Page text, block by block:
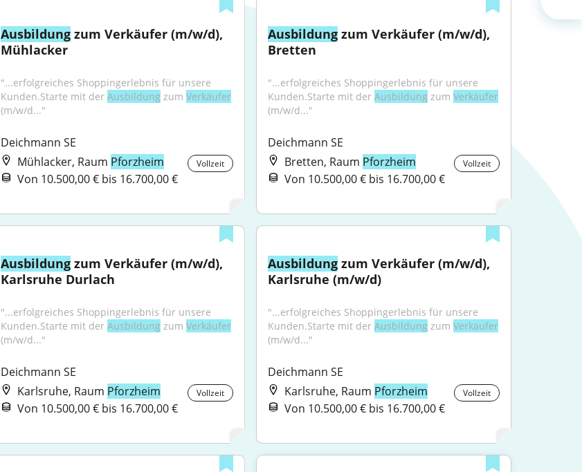
Ausbildung zum Verkäufer (m/w/d),
Mühlacker
"...erfolgreiches Shoppingerlebnis für unsere
Kunden.Starte mit der Ausbildung zum Verkäufer
(m/w/d..."
Deichmann SE
Mühlacker, Raum Pforzheim Vollzeit
Von 10.500,00 € bis 16.700,00 €
Ausbildung zum Verkäufer (m/w/d),
Bretten
"...erfolgreiches Shoppingerlebnis für unsere
Kunden.Starte mit der Ausbildung zum Verkäufer
(m/w/d..."
Deichmann SE
Bretten, Raum Pforzheim Vollzeit
Von 10.500,00 € bis 16.700,00 €
Ausbildung zum Verkäufer (m/w/d),
Karlsruhe Durlach
"...erfolgreiches Shoppingerlebnis für unsere
Kunden.Starte mit der Ausbildung zum Verkäufer
(m/w/d..."
Deichmann SE
Karlsruhe, Raum Pforzheim Vollzeit
Von 10.500,00 € bis 16.700,00 €
Ausbildung zum Verkäufer (m/w/d),
Karlsruhe (m/w/d)
"...erfolgreiches Shoppingerlebnis für unsere
Kunden.Starte mit der Ausbildung zum Verkäufer
(m/w/d..."
Deichmann SE
Karlsruhe, Raum Pforzheim Vollzeit
Von 10.500,00 € bis 16.700,00 €